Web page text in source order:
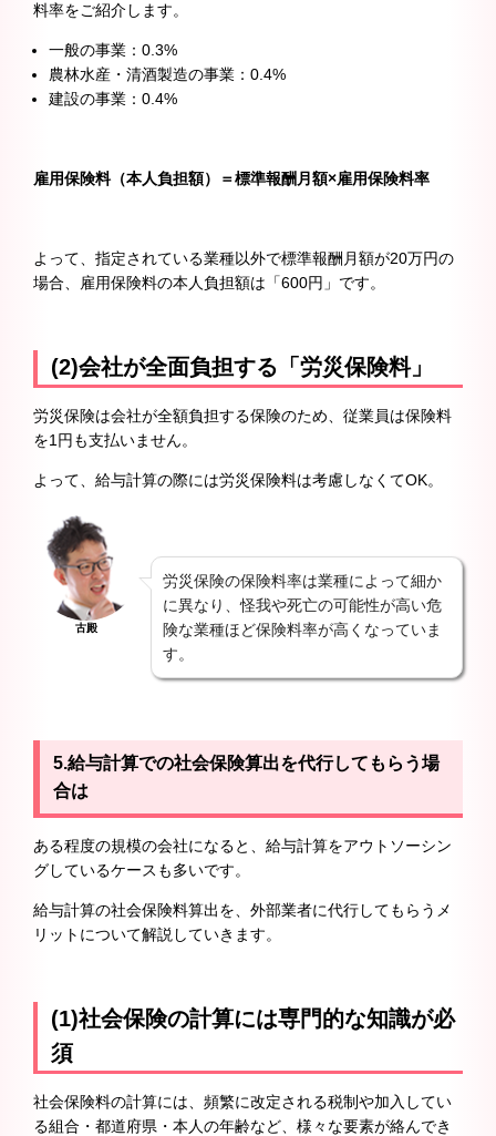
料率をご紹介します。
一般の事業：0.3%
農林水産・清酒製造の事業：0.4%
建設の事業：0.4%
雇用保険料（本人負担額）＝標準報酬月額×雇用保険料率
よって、指定されている業種以外で標準報酬月額が20万円の
場合、雇用保険料の本人負担額は「600円」です。
(2)会社が全面負担する「労災保険料」
労災保険は会社が全額負担する保険のため、従業員は保険料
を1円も支払いません。
よって、給与計算の際には労災保険料は考慮しなくてOK。
古殿
労災保険の保険料率は業種によって細か
に異なり、怪我や死亡の可能性が高い危
険な業種ほど保険料率が高くなっていま
す。
5.給与計算での社会保険算出を代行してもらう場
合は
ある程度の規模の会社になると、給与計算をアウトソーシン
グしているケースも多いです。
給与計算の社会保険料算出を、外部業者に代行してもらうメ
リットについて解説していきます。
(1)社会保険の計算には専門的な知識が必
須
社会保険料の計算には、頻繁に改定される税制や加入してい
る組合・都道府県・本人の年齢など、様々な要素が絡んでき